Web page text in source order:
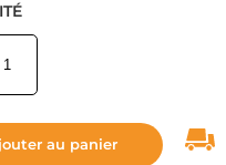
au panier